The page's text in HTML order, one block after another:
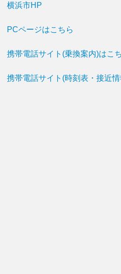
横浜市HP
PCページはこちら
携帯電話サイト(乗換案内)はこ
携帯電話サイト(時刻表・接近